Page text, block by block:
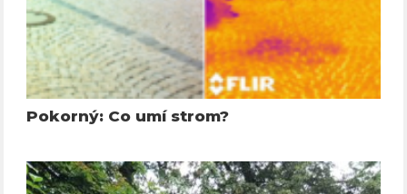
Pokorný: Co umí strom?